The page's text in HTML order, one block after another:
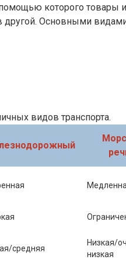
которого товары
другой. Основными
видов транспорта.
средняя
Низкая/
низкая